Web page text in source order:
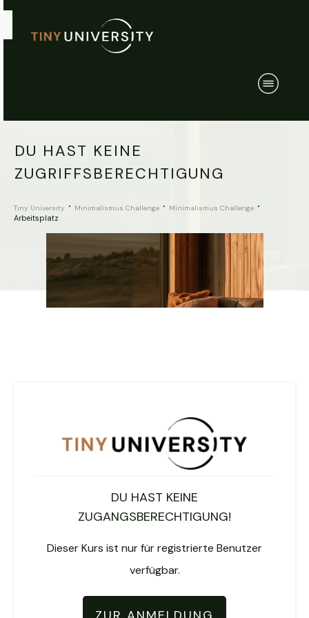
DU HAST KEINE
ZUGRIFFSBERECHTIGUNG
Tiny University Minimalismus Challenge Minimalismus Challenge
Arbeitsplatz
DU HAST KEINE
ZUGANGSBERECHTIGUNG!
Dieser Kurs ist nur für registrierte Benutzer
verfügbar.